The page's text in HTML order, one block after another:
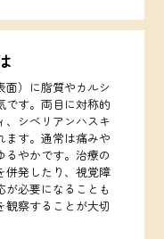
面）に脂質やカルシ
です。両目に対称的
、シベリアンハスキ
ます。通常は痛みや
やかです。治療の
併発したり、視覚障
必要になることも
観察することが大切